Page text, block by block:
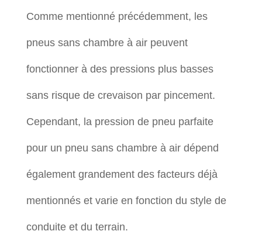
Comme mentionné précédemment, les
pneus sans chambre à air peuvent
fonctionner à des pressions plus basses
sans risque de crevaison par pincement.
Cependant, la pression de pneu parfaite
pour un pneu sans chambre à air dépend
également grandement des facteurs déjà
mentionnés et varie en fonction du style de
conduite et du terrain.